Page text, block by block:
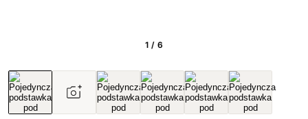
1 / 6